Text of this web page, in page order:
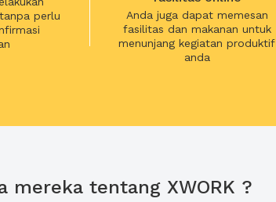
perlu
Anda juga dapat memesan
fasilitas dan makanan untuk
menunjang kegiatan produktif
anda
mereka tentang XWORK ?